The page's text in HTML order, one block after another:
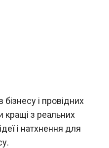
і провідних
кращі з реальних
і натхнення для